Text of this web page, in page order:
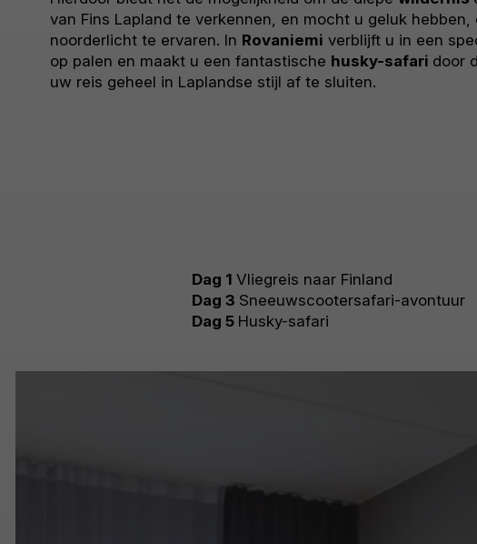
van Fins Lapland te verkennen, en mocht u geluk hebben,
noorderlicht te ervaren. In Rovaniemi verblijft u in een
op palen en maakt u een fantastische husky-safari door
uw reis geheel in Laplandse stijl af te sluiten.
Dag 1Vliegreis naar Finland
Dag 3 Sneeuwscootersafari-avontuur
Dag 5 Husky-safari